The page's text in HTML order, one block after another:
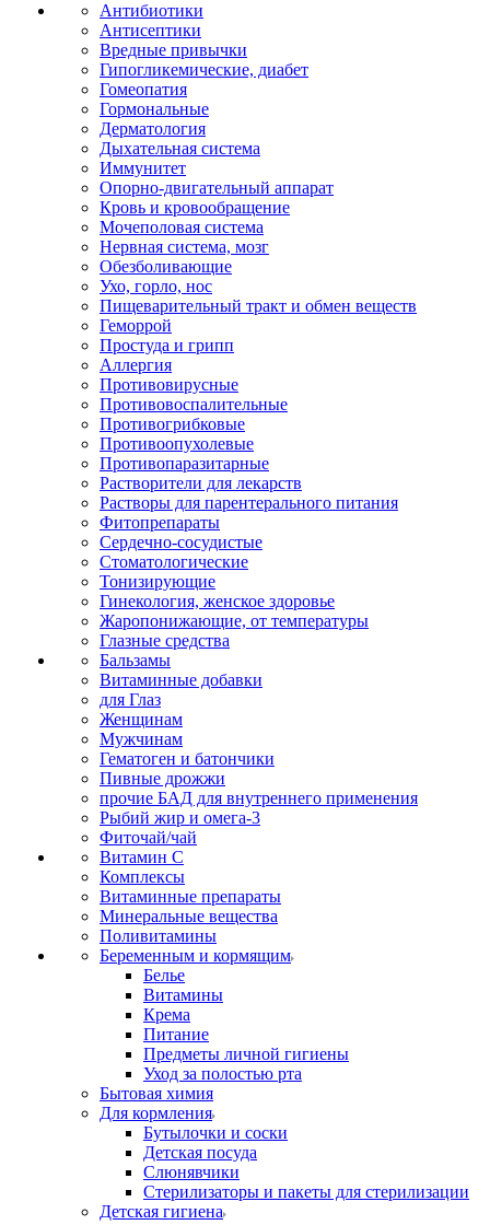
Антибиотики
Антисептики
Вредные привычки
Гипогликемические, диабет
Гомеопатия
Гормональные
Дерматология
Дыхательная система
Иммунитет
Опорно-двигательный аппарат
Кровь и кровообращение
Мочеполовая система
Нервная система, мозг
Обезболивающие
Ухо, горло, нос
Пищеварительный тракт и обмен веществ
Геморрой
Простуда и грипп
Аллергия
Противовирусные
Противовоспалительные
Противогрибковые
Противоопухолевые
Противопаразитарные
Растворители для лекарств
Растворы для парентерального питания
Фитопрепараты
Сердечно-сосудистые
Стоматологические
Тонизирующие
Гинекология, женское здоровье
Жаропонижающие, от температуры
Глазные средства
Бальзамы
Витаминные добавки
для Глаз
Женщинам
Мужчинам
Гематоген и батончики
Пивные дрожжи
прочие БАД для внутреннего применения
Рыбий жир и омега-3
Фиточай/чай
Витамин С
Комплексы
Витаминные препараты
Минеральные вещества
Поливитамины
Беременным и кормящим
Белье
Витамины
Крема
Питание
Предметы личной гигиены
Уход за полостью рта
Бытовая химия
Для кормления
Бутылочки и соски
Детская посуда
Слюнявчики
Стерилизаторы и пакеты для стерилизации
Детская гигиена